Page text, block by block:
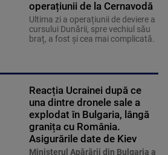
operațiunii de la Cernavodă
Ultima zi a operațiunii de deviere a
cursului Dunării, spre vechiul său
braț, a fost și cea mai complicată.
Reacția Ucrainei după ce
una dintre dronele sale a
explodat în Bulgaria, lângă
granița cu România.
Asigurările date de Kiev
Ministerul Apărării din Bulgaria a